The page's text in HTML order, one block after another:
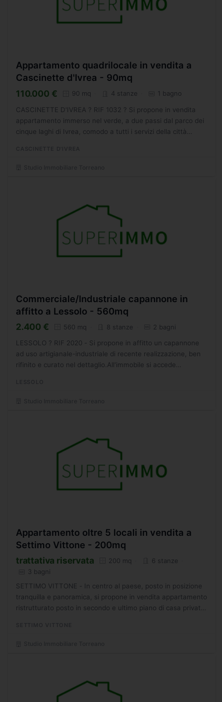
Appartamento quadrilocale in vendita a
Cascinette d'Ivrea - 90mq
110.000 € 90 mq 4 stanze 1 bagno
CASCINETTE D'IVREA ? RIF 1032 ? Si propone in vendita
appartamento immerso nel verde, a due passi dal parco dei
cinque laghi di Ivrea, comodo a tutti i servizi della città
Commerciale/Industriale capannone in
affitto a Lessolo - 560mq
2.400 € 560 mq 8 stanze 2 bagni
LESSOLO ? RIF 2020 - Si propone in affitto un capannone
ad uso artigianale-industriale di recente realizzazione, ben
rifinito e curato nel dettaglio.All'immobile si accede
Appartamento oltre 5 locali in vendita a
Settimo Vittone - 200mq
trattativa riservata 200 mq
6 stanze
3 bagni
SETTIMO VITTONE - In centro al paese, posto in posizione
tranquilla e panoramica, si propone in vendita appartamento
ristrutturato posto in secondo e ultimo piano di casa privata.